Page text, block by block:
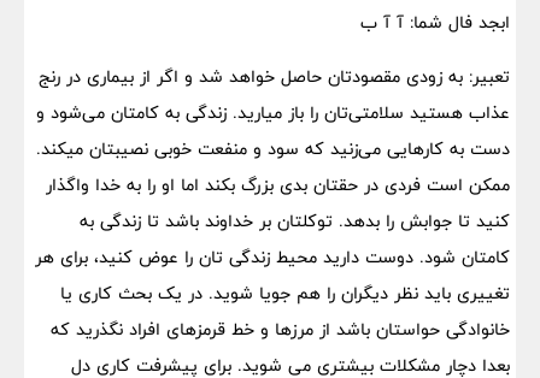
ابجد فال شما: آ آ ب
تعبیر: به زودی مقصودتان حاصل خواهد شد و اگر از بیماری در رنج
عذاب هستید سلامتی‌تان را باز میارید. زندگی به کامتان می‌شود و
دست به کارهایی می‌زنید که سود و منفعت خوبی نصیبتان میکند.
ممکن است فردی در حقتان بدی بزرگ بکند اما او را به خدا واگذار
کنید تا جوابش را بدهد. توکلتان بر خداوند باشد تا زندگی به
کامتان شود. دوست دارید محیط زندگی تان را عوض کنید، برای هر
تغییری باید نظر دیگران را هم جویا شوید. در یک بحث کاری یا
خانوادگی حواستان باشد از مرزها و خط قرمزهای افراد نگذرید که
بعدا دچار مشکلات بیشتری می شوید. برای پیشرفت کاری دل